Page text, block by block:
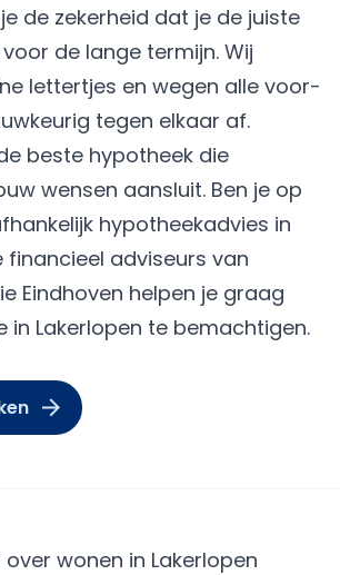
de zekerheid dat je de juiste
de lange termijn. Wij
lettertjes en wegen alle voor-
tegen elkaar af.
beste hypotheek die
wensen aansluit. Ben je op
hypotheekadvies in
financieel adviseurs van
Eindhoven helpen je graag
in Lakerlopen te bemachtigen.
wonen in Lakerlopen